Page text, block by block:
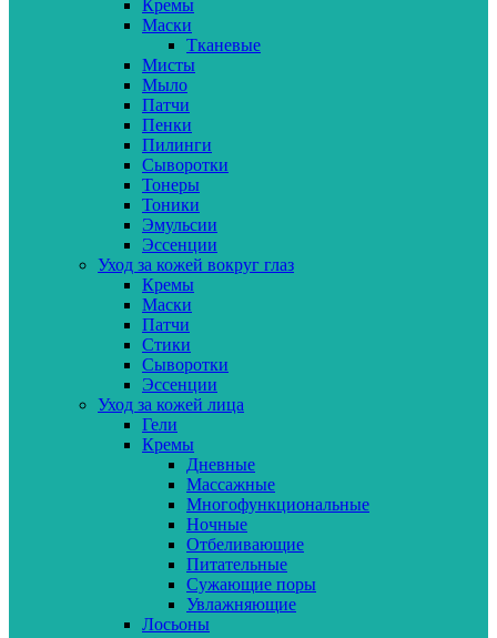
Кремы
Маски
Тканевые
Мисты
Мыло
Патчи
Пенки
Пилинги
Сыворотки
Тонеры
Тоники
Эмульсии
Эссенции
Уход за кожей вокруг глаз
Кремы
Маски
Патчи
Стики
Сыворотки
Эссенции
Уход за кожей лица
Гели
Кремы
Дневные
Массажные
Многофункциональные
Ночные
Отбеливающие
Питательные
Сужающие поры
Увлажняющие
Лосьоны